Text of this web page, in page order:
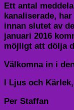
Ett antal
kanaliserade,
innan slutet av
januari 2016
möjligt att dölja
Välkomna in i
I Ljus och Kärlek,
Per Staffan